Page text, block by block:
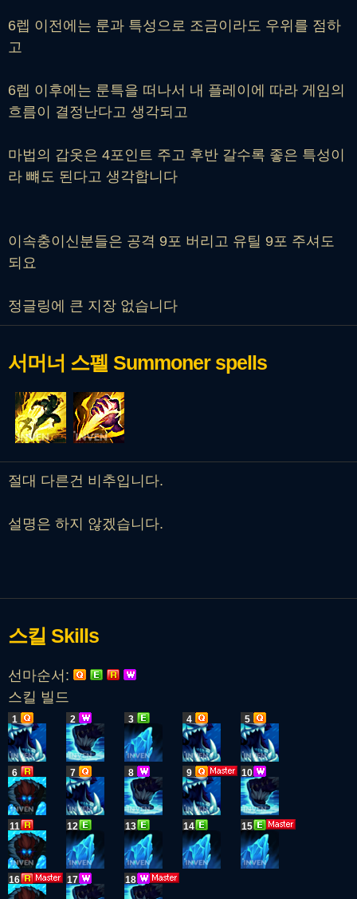
6렙 이전에는 룬과 특성으로 조금이라도 우위를 점하
고
6렙 이후에는 룬특을 떠나서 내 플레이에 따라 게임의
흐름이 결정난다고 생각되고
마법의 갑옷은 4포인트 주고 후반 갈수록 좋은 특성이
라 뺴도 된다고 생각합니다
이속충이신분들은 공격 9포 버리고 유틸 9포 주셔도
되요
정글링에 큰 지장 없습니다
서머너 스펠 Summoner spells
절대 다른건 비추입니다.
설명은 하지 않겠습니다.
스킬 Skills
선마순서:
스킬 빌드
1 2 3 4 5
6 7 8 9 10
11 12 13 14 15
16 17 18